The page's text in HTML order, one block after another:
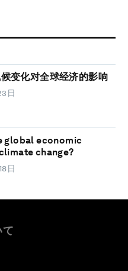
变化对全球经济的影响
日
global economic
change?
日
て